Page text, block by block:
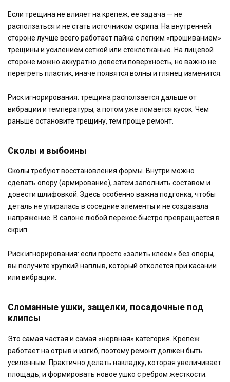
Если трещина не влияет на крепеж, ее задача — не
расползаться и не стать источником скрипа. На внутренней
стороне лучше всего работает пайка с легким «прошиванием»
трещины и усилением сеткой или стеклотканью. На лицевой
стороне можно аккуратно довести поверхность, но важно не
перегреть пластик, иначе появятся волны и глянец изменится.
Риск игнорирования: трещина расползается дальше от
вибрации и температуры, а потом уже ломается кусок. Чем
раньше остановите трещину, тем проще ремонт.
Сколы и выбоины
Сколы требуют восстановления формы. Внутри можно
сделать опору (армирование), затем заполнить составом и
довести шлифовкой. Здесь особенно важна подгонка, чтобы
деталь не упиралась в соседние элементы и не создавала
напряжение. В салоне любой перекос быстро превращается в
скрип.
Риск игнорирования: если просто «залить клеем» без опоры,
вы получите хрупкий наплыв, который отколется при касании
или вибрации.
Сломанные ушки, защелки, посадочные под
клипсы
Это самая частая и самая «нервная» категория. Крепеж
работает на отрыв и изгиб, поэтому ремонт должен быть
усиленным. Практично делать накладку, которая увеличивает
площадь, и формировать новое ушко с ребром жесткости.